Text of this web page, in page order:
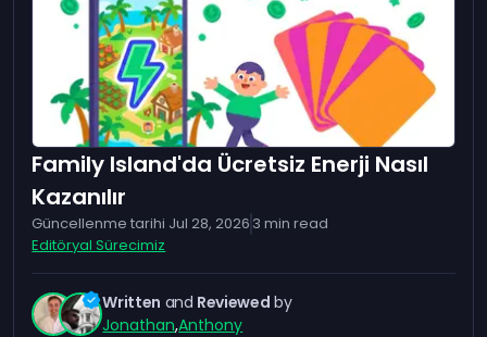
Family Island'da Ücretsiz Enerji Nasıl
Kazanılır
Güncellenme tarihi Jul 28, 2026 3 min read
Editöryal Sürecimiz
Written and Reviewed by
Jonathan,Anthony